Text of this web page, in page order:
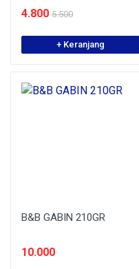
4.800 5.500
+ Keranjang
B&B GABIN 210GR
10.000